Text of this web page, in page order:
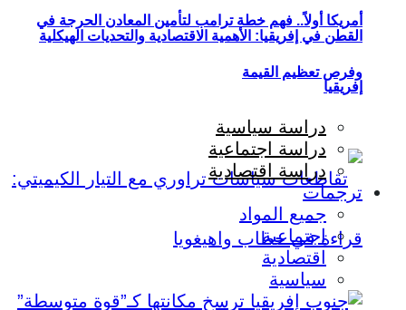
أمريكا أولاً.. فهم خطة ترامب لتأمين المعادن الحرجة في
إفريقيا
القطن في إفريقيا: الأهمية الاقتصادية والتحديات الهيكلية
وفرص تعظيم القيمة
دراسة سياسية
دراسة اجتماعية
دراسة اقتصادية
ترجمات
جميع المواد
اجتماعية
اقتصادية
سياسية